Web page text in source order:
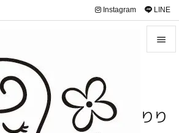
りり

サイド
Instagram LINE